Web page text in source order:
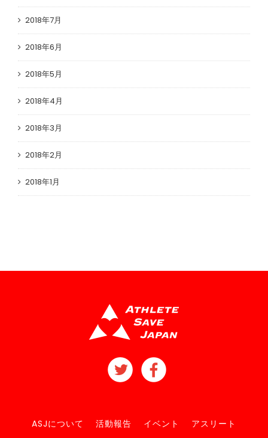
2018年7月
2018年6月
2018年5月
2018年4月
2018年3月
2018年2月
2018年1月
ASJについて 活動報告 イベント
アスリート